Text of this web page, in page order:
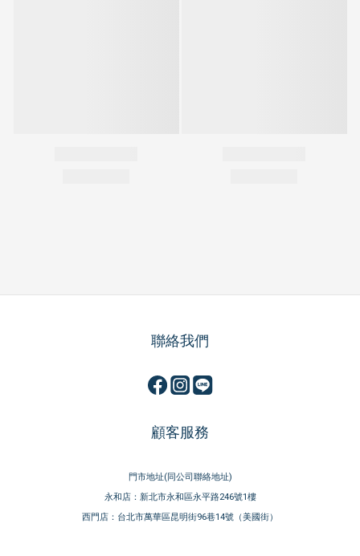
聯絡我們
顧客服務
門市地址(同公司聯絡地址)
永和店：新北市永和區永平路246號1樓
西門店：台北市萬華區昆明街96巷14號（美國街）